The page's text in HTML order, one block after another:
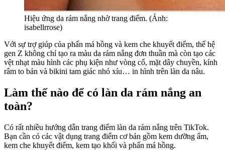
Hiệu ứng da rám nắng nhờ trang điểm. (Ảnh:
isabellrrose)
Với sự trợ giúp của phấn má hồng và kem che khuyết điểm, thế hệ
gen Z không chỉ tạo ra màu da rám nắng đơn thuần mà còn tạo các
vệt nhạt màu hình các phụ kiện như vòng cổ, mặt dây chuyền, kính
râm to bản và bikini tam giác nhỏ xíu… in hình trên làn da nâu.
Làm thế nào để có làn da rám nắng an
toàn?
Có rất nhiều hướng dẫn trang điểm làn da rám nắng trên TikTok.
Bạn cần có các vật dụng trang điểm cơ bản gồm kem dưỡng ẩm,
kem che khuyết điểm, kem tạo khối và phấn má hồng.